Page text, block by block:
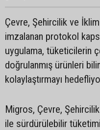
Çevre, Şehircilik ve
imzalanan protokol
uygulama, tüketicilerin
doğrulanmış ürünleri
kolaylaştırmayı
Migros, Çevre,
ile sürdürülebilir